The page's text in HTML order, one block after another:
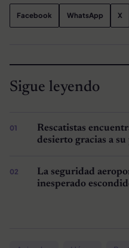
Facebook WhatsApp X
Sigue leyendo
Rescatistas
desierto gracias a
La seguridad
inesperado